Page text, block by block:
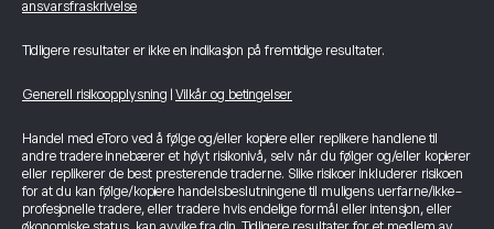
ansvarsfraskrivelse
Tidligere resultater er ikke en indikasjon på fremtidige resultater.
Generell risikoopplysning Vilkår og betingelser
Handel med eToro ved å følge og/eller kopiere eller replikere handlene til
andre tradere innebærer et høyt risikonivå, selv når du følger og/eller kopierer
eller replikerer de best presterende traderne. Slike risikoer inkluderer risikoen
for at du kan følge/kopiere handelsbeslutningene til muligens uerfarne/ikke-
profesjonelle tradere, eller tradere hvis endelige formål eller intensjon, eller